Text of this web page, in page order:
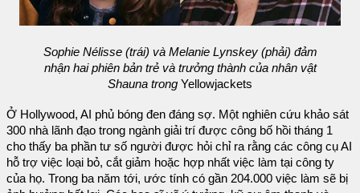
Sophie Nélisse (trái) và Melanie Lynskey (phải) đảm
nhận hai phiên bản trẻ và trưởng thành của nhân vật
Shauna trong Yellowjackets
Ở Hollywood, AI phủ bóng đen đáng sợ. Một nghiên cứu khảo sát
300 nhà lãnh đạo trong ngành giải trí được công bố hồi tháng 1
cho thấy ba phần tư số người được hỏi chỉ ra rằng các công cụ AI
hỗ trợ việc loại bỏ, cắt giảm hoặc hợp nhất việc làm tại công ty
của họ. Trong ba năm tới, ước tính có gần 204.000 việc làm sẽ bị